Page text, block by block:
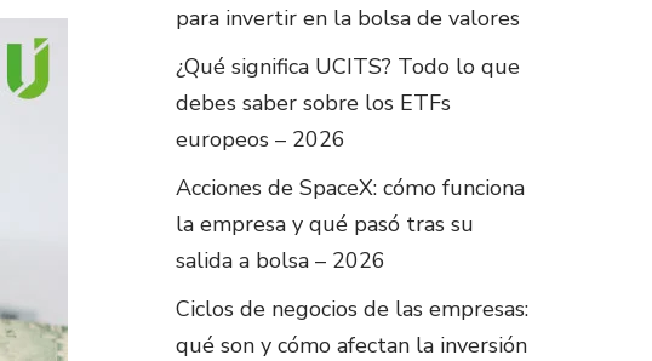
para invertir en la bolsa de valores
¿Qué significa UCITS? Todo lo que
debes saber sobre los ETFs
europeos – 2026
Acciones de SpaceX: cómo funciona
la empresa y qué pasó tras su
salida a bolsa – 2026
Ciclos de negocios de las empresas:
qué son y cómo afectan la inversión